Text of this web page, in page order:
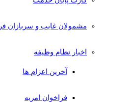
مشمولان غایب و سربازان فراری
اخبار نظام وظیفه
آخرین اعزام ها
فراخوان امریه